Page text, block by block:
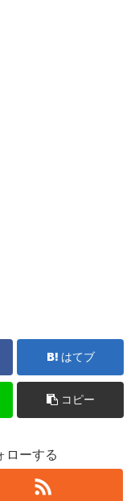
はてブ
コピー
ローする